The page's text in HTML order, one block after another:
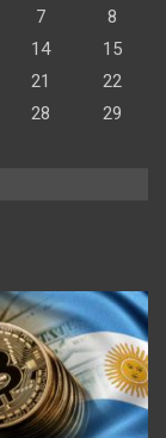
7
8
14
15
21
22
28
29